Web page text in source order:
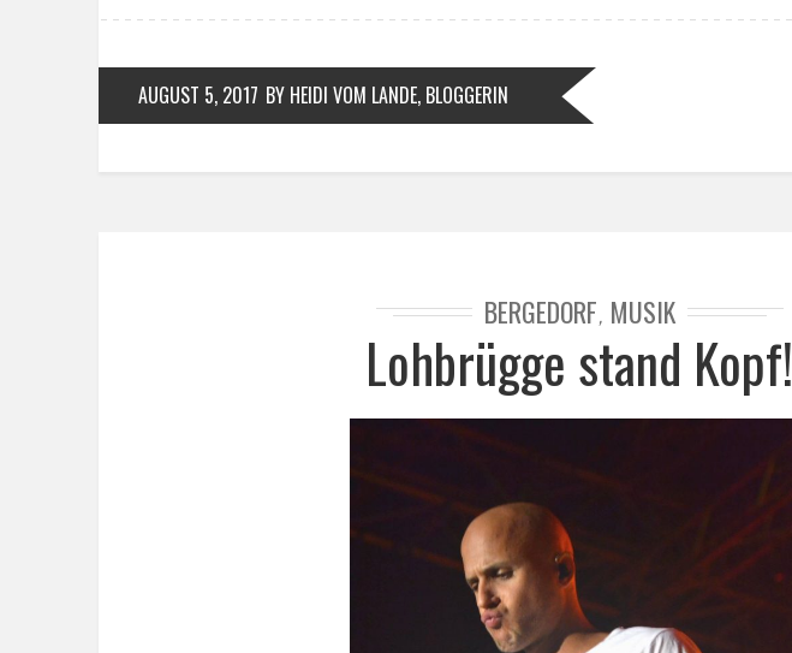
AUGUST 5, 2017 BY HEIDI VOM LANDE, BLOGGERIN
BERGEDORF, MUSIK
Lohbrügge stand Kopf!